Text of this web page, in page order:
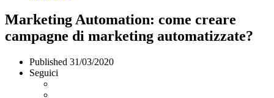
Marketing Automation: come creare
campagne di marketing automatizzate?
Published 31/03/2020
Seguici